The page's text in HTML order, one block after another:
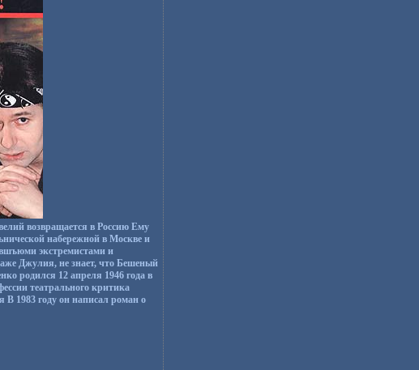
возвращается в Россию Ему
набережной в Москве и
экстремистами и
Джулия, не знает, что Бешеный
родился 12 апреля 1946 года в
театрального критика
В 1983 году он написал роман о